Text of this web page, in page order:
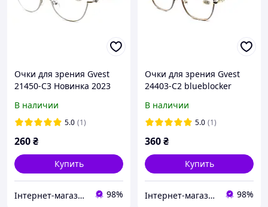
Очки для зрения Gvest
21450-C3 Новинка 2023
В наличии
5.0 (1)
260₴
Купить
Інтернет-магазин "Нові окуляри" 98%
Очки для зрения Gvest
24403-C2 blueblocker
В наличии
5.0 (1)
360₴
Купить
Інтернет-магазин "Нові окуляри" 98%